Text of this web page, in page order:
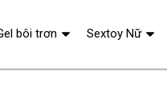
bôi trơn Sextoy Nữ